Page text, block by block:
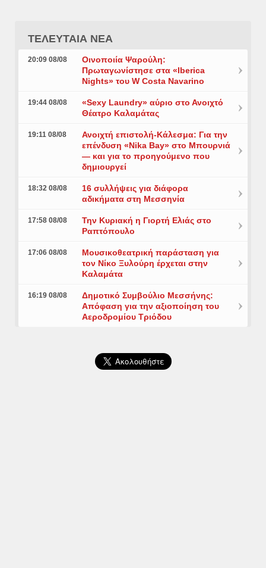
ΤΕΛΕΥΤΑΙΑ ΝΕΑ
20:09 08/08
Οινοποιία Ψαρούλη:
Πρωταγωνίστησε στα «Iberica
Nights» του W Costa Navarino
19:44 08/08
«Sexy Laundry» αύριο στο Ανοιχτό
Θέατρο Καλαμάτας
19:11 08/08
Ανοιχτή επιστολή-Κάλεσμα: Για την
επένδυση «Nika Bay» στο Μπουρνιά
— και για το προηγούμενο που
δημιουργεί
18:32 08/08
16 συλλήψεις για διάφορα
αδικήματα στη Μεσσηνία
17:58 08/08
Την Κυριακή η Γιορτή Ελιάς στο
Ραπτόπουλο
17:06 08/08
Μουσικοθεατρική παράσταση για
τον Νίκο Ξυλούρη έρχεται στην
Καλαμάτα
16:19 08/08
Δημοτικό Συμβούλιο Μεσσήνης:
Απόφαση για την αξιοποίηση του
Αεροδρομίου Τριόδου